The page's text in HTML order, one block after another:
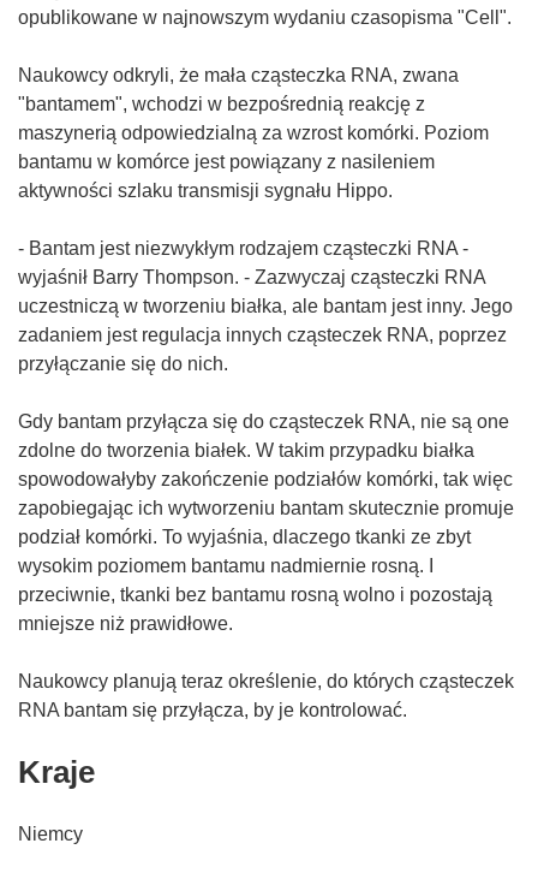
opublikowane w najnowszym wydaniu czasopisma "Cell".
Naukowcy odkryli, że mała cząsteczka RNA, zwana
"bantamem", wchodzi w bezpośrednią reakcję z
maszynerią odpowiedzialną za wzrost komórki. Poziom
bantamu w komórce jest powiązany z nasileniem
aktywności szlaku transmisji sygnału Hippo.
- Bantam jest niezwykłym rodzajem cząsteczki RNA -
wyjaśnił Barry Thompson. - Zazwyczaj cząsteczki RNA
uczestniczą w tworzeniu białka, ale bantam jest inny. Jego
zadaniem jest regulacja innych cząsteczek RNA, poprzez
przyłączanie się do nich.
Gdy bantam przyłącza się do cząsteczek RNA, nie są one
zdolne do tworzenia białek. W takim przypadku białka
spowodowałyby zakończenie podziałów komórki, tak więc
zapobiegając ich wytworzeniu bantam skutecznie promuje
podział komórki. To wyjaśnia, dlaczego tkanki ze zbyt
wysokim poziomem bantamu nadmiernie rosną. I
przeciwnie, tkanki bez bantamu rosną wolno i pozostają
mniejsze niż prawidłowe.
Naukowcy planują teraz określenie, do których cząsteczek
RNA bantam się przyłącza, by je kontrolować.
Kraje
Niemcy